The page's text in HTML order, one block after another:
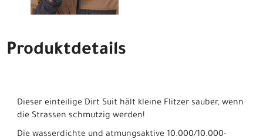
Produktdetails
Dieser einteilige Dirt Suit hält kleine Flitzer sauber, wenn
die Strassen schmutzig werden!
Die wasserdichte und atmungsaktive 10.000/10.000-